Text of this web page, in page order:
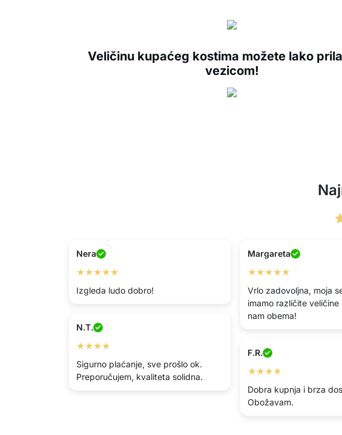
Veličinu kupaćeg kostima možete lako
vezicom!
Nera
★★★★★
Izgleda ludo dobro!
Margareta
★★★★★
Vrlo zadovoljna, moja
imamo različite veličine
nam obema!
N.T.
★★★★
Sigurno plaćanje, sve prošlo ok.
Preporučujem, kvaliteta solidna.
F.R.
★★★★
Dobra kupnja i brza
Obožavam.